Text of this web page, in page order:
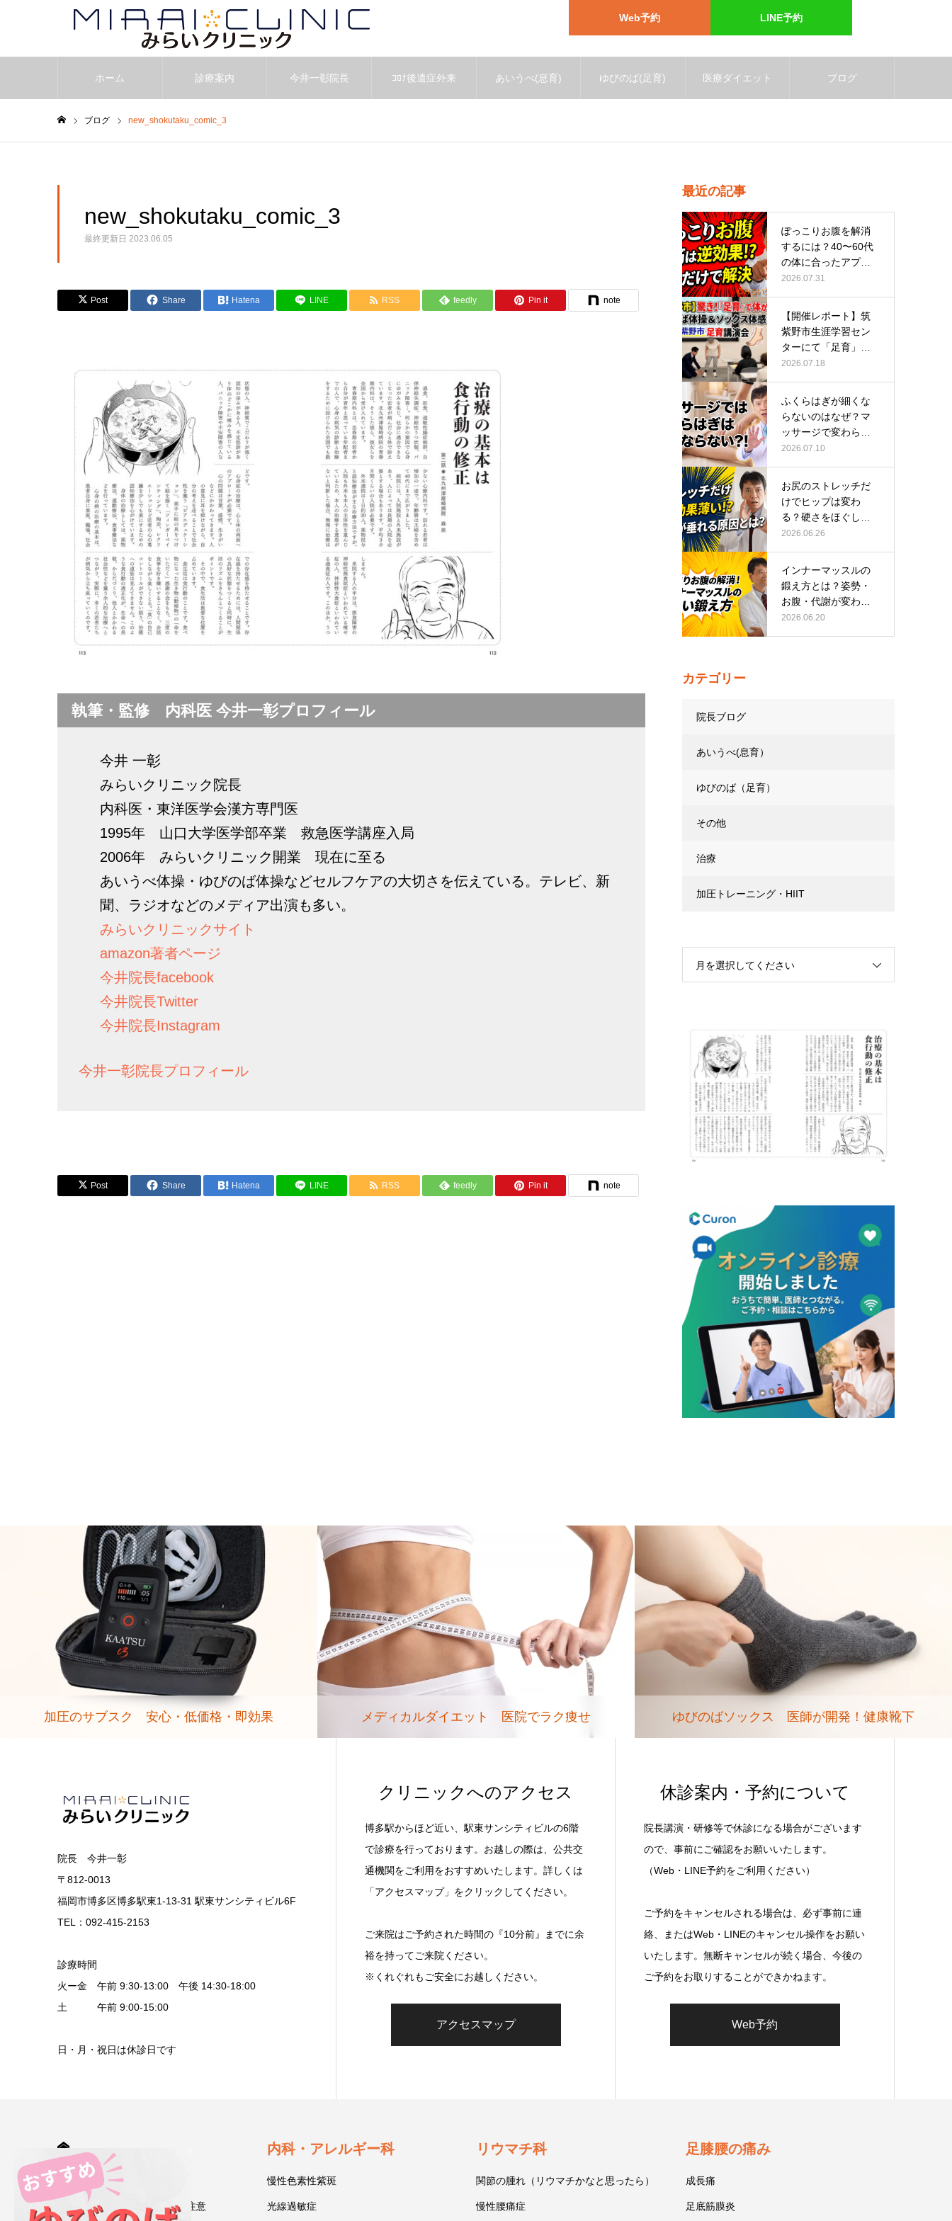
Web予約 LINE予約
ホーム 診療案内 今井一彰院長 ｺﾛﾅ後遺症外来 あいうべ(息育) ゆびのば(足育) 医療ダイエット ブログ
ブログ new_shokutaku_comic_3
new_shokutaku_comic_3
最終更新日 2023.06.05
Post Share Hatena LINE RSS feedly Pin it note
執筆・監修 内科医 今井一彰プロフィール
今井 一彰
みらいクリニック院長
内科医・東洋医学会漢方専門医
1995年 山口大学医学部卒業 救急医学講座入局
2006年 みらいクリニック開業 現在に至る
あいうべ体操・ゆびのば体操などセルフケアの大切さを伝えている。テレビ、新
聞、ラジオなどのメディア出演も多い。
みらいクリニックサイト
amazon著者ページ
今井院長facebook
今井院長Twitter
今井院長Instagram
今井一彰院長プロフィール
Post Share Hatena LINE RSS feedly Pin it note
最近の記事
ぽっこりお腹を解消
するには？40〜60代
の体に合ったアプロ
ーチ
2026.07.31
【開催レポート】筑
紫野市生涯学習セン
ターにて「足育」講
演会に登壇し…
2026.07.18
ふくらはぎが細くな
らないのはなぜ？マ
ッサージで変わらな
い根本原因
2026.07.10
お尻のストレッチだ
けでヒップは変わ
る？硬さをほぐして
整える正しい方…
2026.06.26
インナーマッスルの
鍛え方とは？姿勢・
お腹・代謝が変わる
トレーニング…
2026.06.20
カテゴリー
院長ブログ
あいうべ(息育）
ゆびのば（足育）
その他
治療
加圧トレーニング・HIIT
月を選択してください
加圧のサブスク 安心・低価格・即効果 メディカルダイエット 医院でラク痩せ ゆびのばソックス 医師が開発！健康靴下
院長 今井一彰
〒812-0013
福岡市博多区博多駅東1-13-31 駅東サンシティビル6F
TEL：092-415-2153
診療時間
火ー金 午前 9:30-13:00 午後 14:30-18:00
土 午前 9:00-15:00
日・月・祝日は休診日です
クリニックへのアクセス
博多駅からほど近い、駅東サンシティビルの6階
で診療を行っております。お越しの際は、公共交
通機関をご利用をおすすめいたします。詳しくは
「アクセスマップ」をクリックしてください。
ご来院はご予約された時間の『10分前』までに余
裕を持ってご来院ください。
※くれぐれもご安全にお越しください。
アクセスマップ
休診案内・予約について
院長講演・研修等で休診になる場合がございます
ので、事前にご確認をお願いいたします。
（Web・LINE予約をご利用ください）
ご予約をキャンセルされる場合は、必ず事前に連
絡、またはWeb・LINEのキャンセル操作をお願い
いたします。無断キャンセルが続く場合、今後の
ご予約をお取りすることができかねます。
Web予約
診療案内
受診される方へ～初診時のご注意
内科・アレルギー科
慢性色素性紫斑
光線過敏症
リウマチ科
関節の腫れ（リウマチかなと思ったら）
慢性腰痛症
足膝腰の痛み
成長痛
足底筋膜炎